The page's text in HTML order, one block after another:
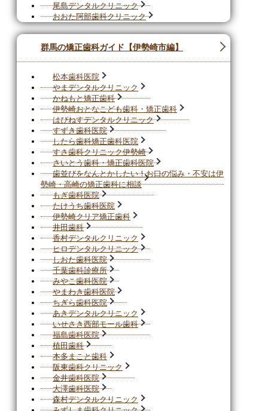
尾島デンタルクリニック
おおた阿部歯科クリニック
群馬の矯正歯科ガイド【伊勢崎市編】
松本歯科医院
やまデンタルクリニック
かねもと矯正歯科
伊勢崎おとなこども歯科・矯正歯科
はぴねすデンタルクリニック
すずき歯科医院
したら歯科矯正歯科医院
すさ歯科クリニック伊勢崎
さいとう歯科・矯正歯科医院
歯並びをなんとかしたい！お口の悩み・不安は伊
勢崎・高崎の矯正歯科に相談
もぎ歯科医院
たけうち歯科医院
伊勢崎クリア矯正歯科
井田歯科
香村デンタルクリニック
ヒロデンタルクリニック
しおた歯科医院
千葉歯科診療所
みやこ歯科医院
やまわき歯科医院
ちぎら歯科医院
あきデンタルクリニック
いせさき西部モール歯科
福島歯科医院
植田歯科
本多まこと歯科
阪東歯科クリニック
金井歯科医院
大澤歯科医院
森村デンタルクリニック